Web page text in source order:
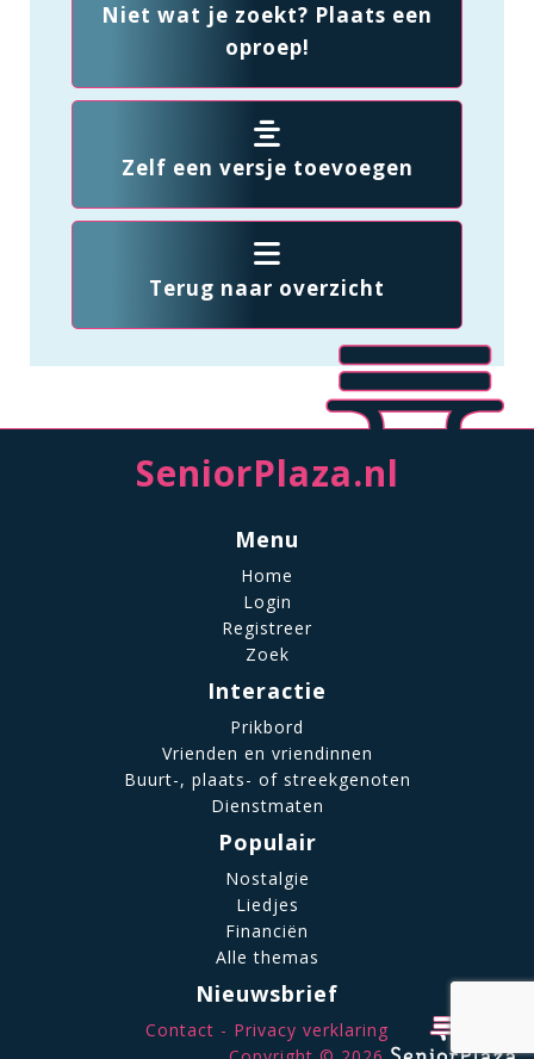
Niet wat je zoekt? Plaats een
oproep!
Zelf een versje toevoegen
Terug naar overzicht
SeniorPlaza.nl
Menu
Home
Login
Registreer
Zoek
Interactie
Prikbord
Vrienden en vriendinnen
Buurt-, plaats- of streekgenoten
Dienstmaten
Populair
Nostalgie
Liedjes
Financiën
Alle themas
Nieuwsbrief
Contact
Privacy verklaring